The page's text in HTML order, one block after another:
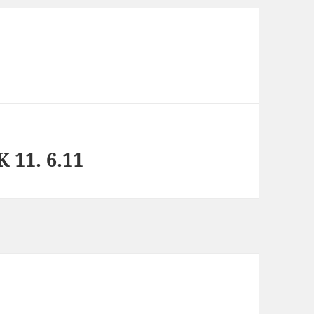
11. 6.11